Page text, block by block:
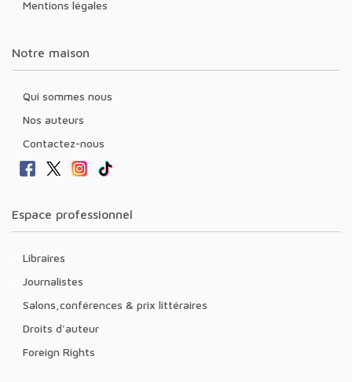
Mentions légales
Notre maison
Qui sommes nous
Nos auteurs
Contactez-nous
Espace professionnel
Libraires
Journalistes
Salons,conférences & prix littéraires
Droits d'auteur
Foreign Rights